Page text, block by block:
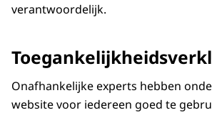
verantwoordelijk.
Onafhankelijke experts hebben
website voor iedereen goed te